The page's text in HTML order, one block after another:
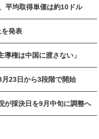
平均取得単価は約10ドル
を発表
導権は中国に渡さない」
23日から3段階で開始
が採決日を9月中旬に調整へ